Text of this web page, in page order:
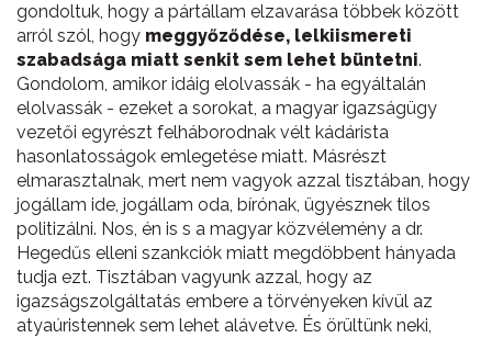
gondoltuk, hogy a pártállam elzavarása többek között
arról szól, hogy meggyőződése, lelkiismereti
szabadsága miatt senkit sem lehet büntetni.
Gondolom, amikor idáig elolvassák - ha egyáltalán
elolvassák - ezeket a sorokat, a magyar igazságügy
vezetői egyrészt felháborodnak vélt kádárista
hasonlatosságok emlegetése miatt. Másrészt
elmarasztalnak, mert nem vagyok azzal tisztában, hogy
jogállam ide, jogállam oda, bírónak, ügyésznek tilos
politizálni. Nos, én is s a magyar közvélemény a dr.
Hegedűs elleni szankciók miatt megdöbbent hányada
tudja ezt. Tisztában vagyunk azzal, hogy az
igazságszolgáltatás embere a törvényeken kívül az
atyaúristennek sem lehet alávetve. És örültünk neki,